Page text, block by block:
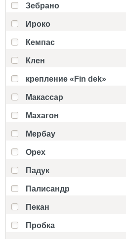
Зебрано
Ироко
Кемпас
Клен
крепление «Fin dek»
Макассар
Махагон
Мербау
Орех
Падук
Палисандр
Пекан
Пробка